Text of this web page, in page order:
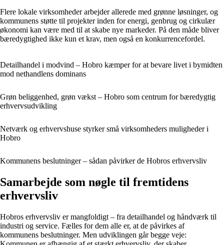
Flere lokale virksomheder arbejder allerede med grønne løsninger, og
kommunens støtte til projekter inden for energi, genbrug og cirkulær
økonomi kan være med til at skabe nye markeder. På den måde bliver
bæredygtighed ikke kun et krav, men også en konkurrencefordel.
Detailhandel i modvind – Hobro kæmper for at bevare livet i bymidten
mod nethandlens dominans
Grøn beliggenhed, grøn vækst – Hobro som centrum for bæredygtig
erhvervsudvikling
Netværk og erhvervshuse styrker små virksomheders muligheder i
Hobro
Kommunens beslutninger – sådan påvirker de Hobros erhvervsliv
Samarbejde som nøgle til fremtidens
erhvervsliv
Hobros erhvervsliv er mangfoldigt – fra detailhandel og håndværk til
industri og service. Fælles for dem alle er, at de påvirkes af
kommunens beslutninger. Men udviklingen går begge veje: